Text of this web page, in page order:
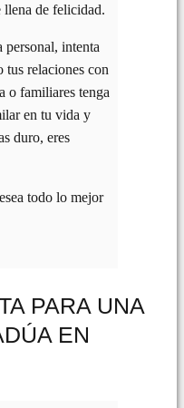
llena de felicidad.
personal, intenta
tus relaciones con
o familiares tenga
en tu vida y
duro, eres
todo lo mejor
PARA UNA
EN